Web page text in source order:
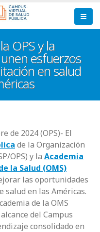
OPS y la
esfuerzos
en salud
de 2024 (OPS)- El
de la Organización
OPS) y la Academia
la Salud (OMS)
las oportunidades
salud en las Américas.
de la OMS
del Campus
consolidado en